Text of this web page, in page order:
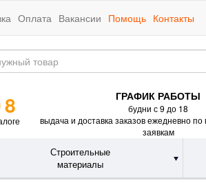
Оплата Вакансии Помощь Контакты
ГРАФИК РАБОТЫ
будни с 9 до 18
выдача и доставка заказов ежедневно
заявкам
Строительные
материалы